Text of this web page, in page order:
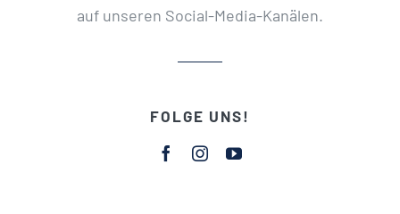
auf unseren Social-Media-Kanälen.
FOLGE UNS!